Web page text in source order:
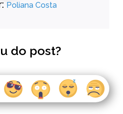
Poliana Costa
do post?